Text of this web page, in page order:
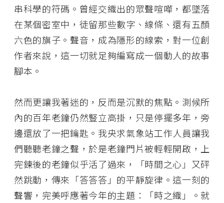
串科學的符碼。曾經交織出的眾聲喧嘩，都墜落
在某個密室中，徒留那些數字、線條、還有五顏
六色的旗子。聲音，成為隱形的線索，對一位創
作者來說，這一切就足夠編寫成一個動人的故事
腳本。
然而更讓我著迷的，反而是沉默的焦點。測候所
內的百年老鐘仍然豎立高掛，只是停擺多年，旁
邊還放了一把鑰匙。我央求氣象站工作人員讓我
們聽聽老鐘之聲，於是老鐘門片被輕輕開啟，上
完鍊後的老鐘似乎活了過來，「時間之心」又砰
然跳動，傳來「答答答」的平靜旋律。這一刻的
聲響，完美呼應著今年的主題：「時之織」。就